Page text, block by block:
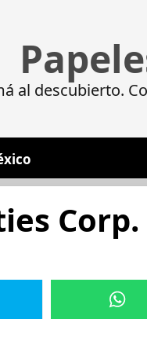
al descubierto.
Corp.